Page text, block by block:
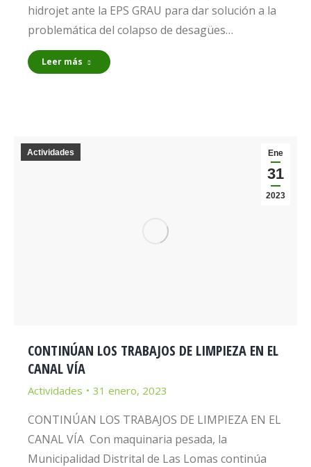
hidrojet ante la EPS GRAU para dar solución a la
problemática del colapso de desagües…
Leer más
Ene
31
2023
Actividades
CONTINÚAN LOS TRABAJOS DE LIMPIEZA EN EL
CANAL VÍA
Actividades 31 enero, 2023
CONTINÚAN LOS TRABAJOS DE LIMPIEZA EN EL
CANAL VÍA Con maquinaria pesada, la
Municipalidad Distrital de Las Lomas continúa